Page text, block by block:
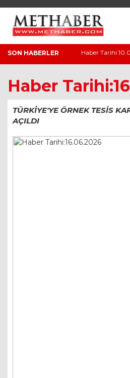
SON HABERLER Haber
Haber
TÜRKİYE'YE ÖRNEK TESİS
AÇILDI